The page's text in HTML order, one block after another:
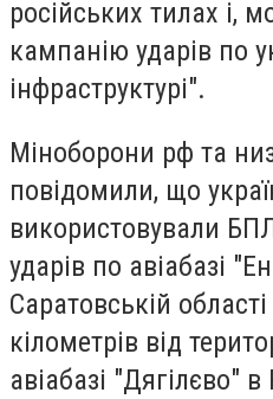
російських тилах і,
кампанію ударів по
інфраструктурі".
Міноборони рф та
повідомили, що
використовували
ударів по авіабазі
Саратовській
кілометрів від
авіабазі "Дягілєво"